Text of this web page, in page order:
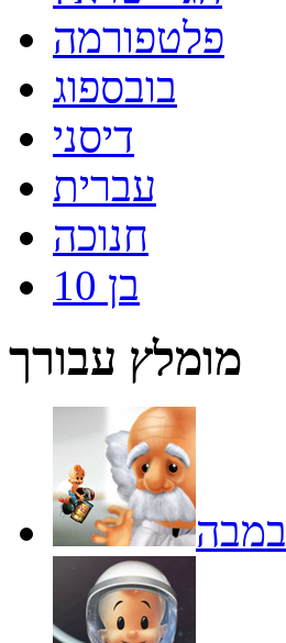
פלטפורמה
בובספוג
דיסני
עברית
חנוכה
בן 10
מומלץ עבורך
במבה